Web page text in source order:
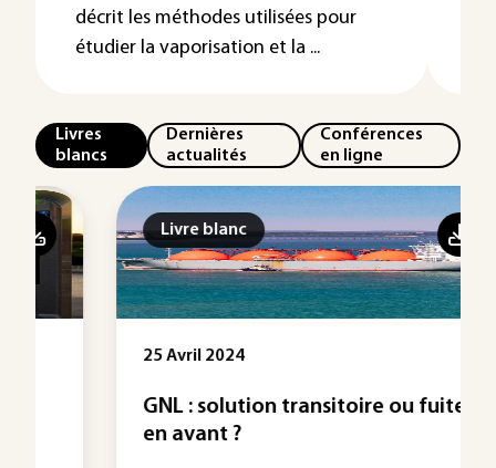
décrit les méthodes utilisées pour
étudier la vaporisation et la ...
Livres
blancs
Dernières
actualités
Conférences
en ligne
Livre blanc
25 Avril 2024
GNL : solution transitoire ou fuite
en avant ?